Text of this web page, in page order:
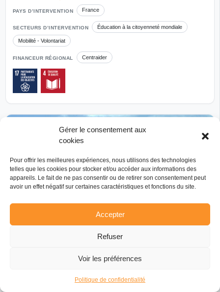
Gérer le consentement aux
cookies
Pour offrir les meilleures expériences, nous utilisons des technologies
telles que les cookies pour stocker et/ou accéder aux informations des
appareils. Le fait de ne pas consentir ou de retirer son consentement peut
avoir un effet négatif sur certaines caractéristiques et fonctions du site.
Accepter
Refuser
Voir les préférences
Politique de confidentialité
PAYS D’INTERVENTION France
SECTEURS D’INTERVENTION Éducation à la citoyenneté mondiale
Mobilité - Volontariat
FINANCEUR RÉGIONAL Centraider
Action Educative de Solidarité Internationale au